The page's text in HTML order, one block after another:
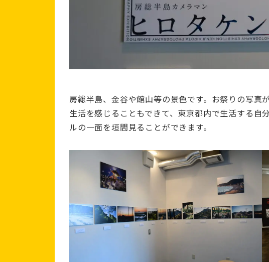
房総半島、金谷や館山等の景色です。お祭りの写真
生活を感じることもできて、東京都内で生活する自
ルの一面を垣間見ることができます。